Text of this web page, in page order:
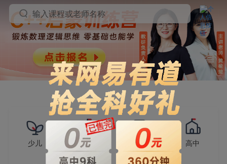
输入课程或老师名称
少儿 小学 初中 高中